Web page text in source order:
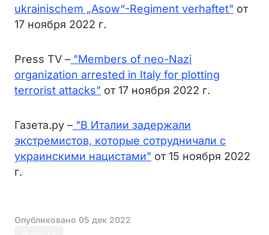
ukrainischem „Asow“-Regiment verhaftet" от
17 ноября 2022 г.
Press TV – "Members of neo-Nazi
organization arrested in Italy for plotting
terrorist attacks" от 17 ноября 2022 г.
Газета.ру – "В Италии задержали
экстремистов, которые сотрудничали с
украинскими нацистами" от 15 ноября 2022
г.
Опубликовано 05 дек 2022